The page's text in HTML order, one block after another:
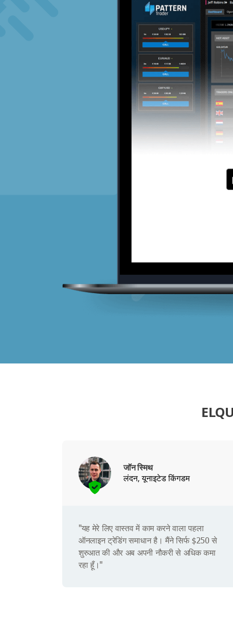
जॉन स्मिथ
लंदन, यूनाइटेड किंगडम
"यह मेरे लिए वास्तव में काम करने वाला पहला
ऑनलाइन ट्रेडिंग समाधान है। मैंने सिर्फ $250 से
शुरुआत की और अब अपनी नौकरी से अधिक कमा
रहा हूँ।"